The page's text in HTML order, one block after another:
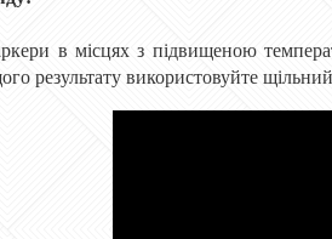
в місцях з підвищеною
результату використовуйте